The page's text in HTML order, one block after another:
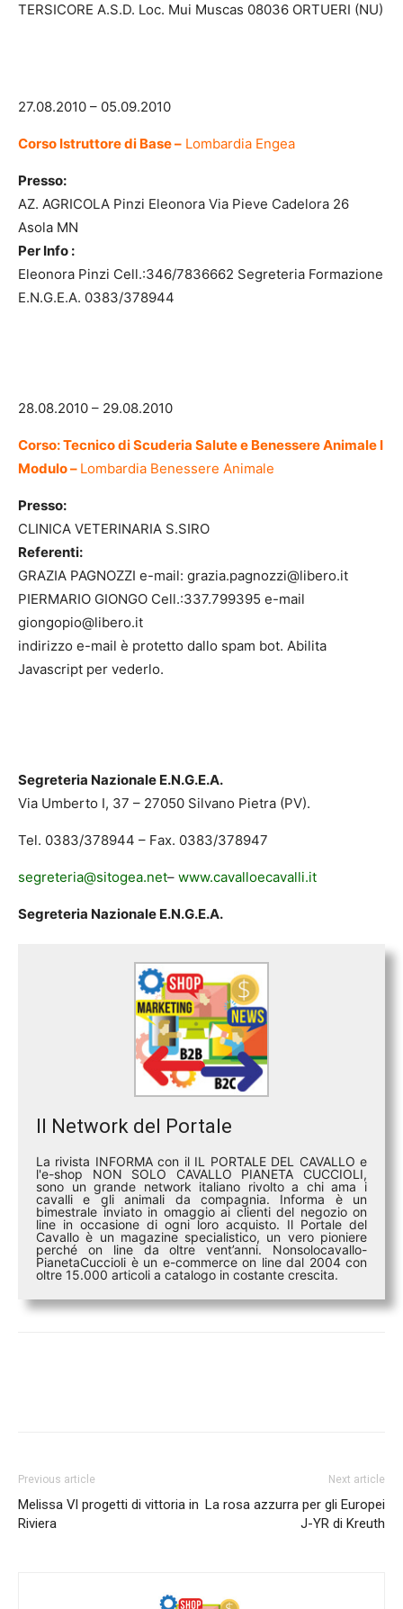
TERSICORE A.S.D. Loc. Mui Muscas 08036 ORTUERI (NU)
27.08.2010 – 05.09.2010
Corso Istruttore di Base – Lombardia Engea
Presso:
AZ. AGRICOLA Pinzi Eleonora Via Pieve Cadelora 26
Asola MN
Per Info :
Eleonora Pinzi Cell.:346/7836662 Segreteria Formazione
E.N.G.E.A. 0383/378944
28.08.2010 – 29.08.2010
Corso: Tecnico di Scuderia Salute e Benessere Animale I
Modulo – Lombardia Benessere Animale
Presso:
CLINICA VETERINARIA S.SIRO
Referenti:
GRAZIA PAGNOZZI e-mail: grazia.pagnozzi@libero.it
PIERMARIO GIONGO Cell.:337.799395 e-mail
giongopio@libero.it
indirizzo e-mail è protetto dallo spam bot. Abilita
Javascript per vederlo.
Segreteria Nazionale E.N.G.E.A.
Via Umberto I, 37 – 27050 Silvano Pietra (PV).
Tel. 0383/378944 – Fax. 0383/378947
segreteria@sitogea.net– www.cavalloecavalli.it
Segreteria Nazionale E.N.G.E.A.
Il Network del Portale
La rivista INFORMA con il IL PORTALE DEL CAVALLO e
l'e-shop NON SOLO CAVALLO PIANETA CUCCIOLI,
sono un grande network italiano rivolto a chi ama i
cavalli e gli animali da compagnia. Informa è un
bimestrale inviato in omaggio ai clienti del negozio on
line in occasione di ogni loro acquisto. Il Portale del
Cavallo è un magazine specialistico, un vero pioniere
perché on line da oltre vent’anni. Nonsolocavallo-
PianetaCuccioli è un e-commerce on line dal 2004 con
oltre 15.000 articoli a catalogo in costante crescita.
Previous article
Melissa Vl progetti di vittoria in
Riviera
Next article
La rosa azzurra per gli Europei
J-YR di Kreuth